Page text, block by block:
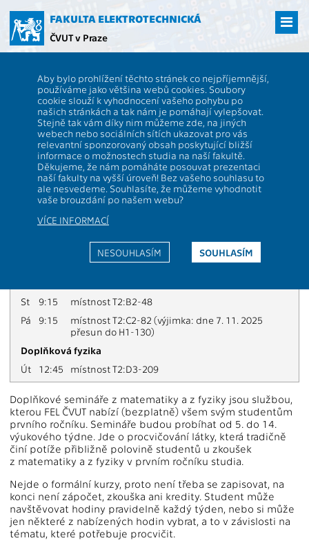
hlavní
obsah
FAKULTA ELEKTROTECHNICKÁ
ČVUT v Praze
Aby bylo prohlížení těchto stránek co nejpříjemnější,
používáme jako většina webů cookies. Soubory
cookie slouží k vyhodnocení vašeho pohybu po
našich stránkách a tak nám je pomáhají vylepšovat.
Stejně tak vám díky nim můžeme zde, na jiných
webech nebo sociálních sítích ukazovat pro vás
relevantní sponzorovaný obsah poskytující bližší
informace o možnostech studia na naší fakultě.
Děkujeme, že nám pomáháte posouvat prezentaci
naší fakulty na vyšší úroveň! Bez vašeho souhlasu to
ale nesvedeme. Souhlasíte, že můžeme vyhodnotit
vaše brouzdání po našem webu?
VÍCE INFORMACÍ
SOUHLASÍM
NESOUHLASÍM
Bezpečná matematika, Bezpečná fyzika
Doplňkové semináře
z matematiky a z fyziky aneb
Bezpečná matematika, Bezpečná
fyzika
Kdy a kde bude výuka probíhat?
místnost T2:C2-84
St
9:15
místnost T2:B2-48
Pá
9:15
místnost T2:C2-82 (výjimka: dne 7. 11. 2025
přesun do H1-130)
Doplňková fyzika
Út
12:45 místnost T2:D3-209
Doplňkové semináře z matematiky a z fyziky jsou službou,
kterou FEL ČVUT nabízí (bezplatně) všem svým studentům
prvního ročníku. Semináře budou probíhat od 5. do 14.
výukového týdne. Jde o procvičování látky, která tradičně
činí potíže přibližně polovině studentů u zkoušek
z matematiky a z fyziky v prvním ročníku studia.
Nejde o formální kurzy, proto není třeba se zapisovat, na
konci není zápočet, zkouška ani kredity. Student může
navštěvovat hodiny pravidelně každý týden, nebo si může
jen některé z nabízených hodin vybrat, a to v závislosti na
tématu, které potřebuje procvičit.